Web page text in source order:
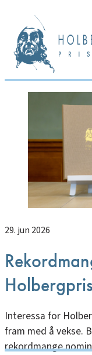
29. jun 2026
Interessa for
fram med å vekse.
rekordmange